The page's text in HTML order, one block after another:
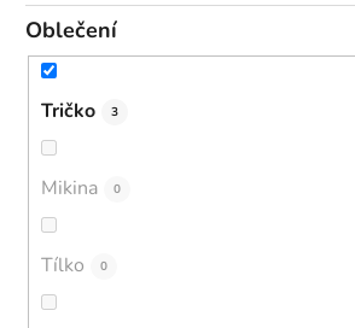
Oblečení
Tričko 3
Mikina 0
Tílko 0